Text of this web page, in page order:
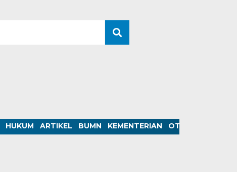
HUKUM ARTIKEL BUMN KEMENTERIAN OTOMOTIF